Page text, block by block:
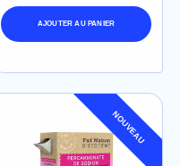
AJOUTER AU PANIER
NOUVEAU